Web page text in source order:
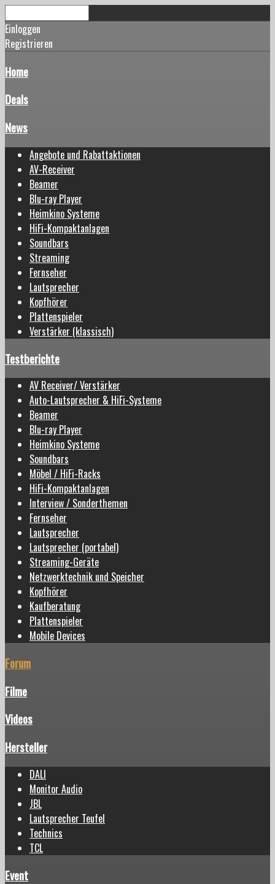
Einloggen
Registrieren
Home
Deals
News
Angebote und Rabattaktionen
AV-Receiver
Beamer
Blu-ray Player
Heimkino Systeme
HiFi-Kompaktanlagen
Soundbars
Streaming
Fernseher
Lautsprecher
Kopfhörer
Plattenspieler
Verstärker (klassisch)
Testberichte
AV Receiver/ Verstärker
Auto-Lautsprecher & HiFi-Systeme
Beamer
Blu-ray Player
Heimkino Systeme
Soundbars
Möbel / HiFi-Racks
HiFi-Kompaktanlagen
Interview / Sonderthemen
Fernseher
Lautsprecher
Lautsprecher (portabel)
Streaming-Geräte
Netzwerktechnik und Speicher
Kopfhörer
Kaufberatung
Plattenspieler
Mobile Devices
Forum
Filme
Videos
Hersteller
DALI
Monitor Audio
JBL
Lautsprecher Teufel
Technics
TCL
Event